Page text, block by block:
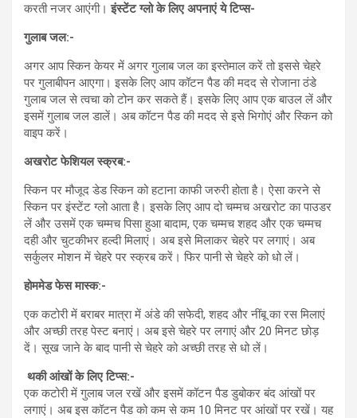
करती नजर आएंगी।इंस्‍टेंट ग्‍लो के लिए अपनाएं ये टिप्‍स-
गुलाब जल:-
अगर आप स्किन केयर में अगर गुलाब जल का इस्‍तेमाल करें तो इससे चेहरे
पर गुलाबीपन आएगा। इसके लिए आप कॉटन पैड की मदद से रोजाना ठंडे
गुलाब जल से त्वचा को टोन कर सकते हैं। इसके लिए आप एक बाउल लें और
इसमें गुलाब जल डालें। अब कॉटन पैड की मदद से इसे भिगोएं और स्किन को
वाइप करें।
अखरोट फेशियल स्क्रब:-
स्किन पर मौजूद डेड स्किन को हटाना काफी जरुरी होता है। ऐसा करने से
स्किन पर इंस्‍टेंट ग्‍लो आता है। इसके लिए आप दो चम्मच अखरोट का पाउडर
लें और उसमें एक चम्‍मच पिसा हुआ बादाम, एक चम्मच शहद और एक चम्‍मच
दही और चुटकीभर हल्दी मिलाएं। अब इसे मिलाकर चेहरे पर लगाएं। अब
सर्कुलर मोशन में चेहरे पर स्‍क्रब करें। फिर पानी से चेहरे को धो लें।
होममेड फेस मास्‍क:-
एक कटोरी में बराबर मात्रा में अंडे की सफेदी, शहद और नींबू का रस मिलाएं
और अच्‍छी तरह पेस्‍ट बनाएं। अब इसे चेहरे पर लगाएं और 20 मिनट छोड़
दें। सूख जाने के बाद पानी से चेहरे को अच्‍छी तरह से धो लें।
थकी आंखों के लिए टिप्‍स:-
एक कटोरी में गुलाब जल रखें और इसमें कॉटन पैड डुबोकर बंद आंखों पर
लगाएं। अब इस कॉटन पैड को कम से कम 10 मिनट पर आंखों पर रखें। यह